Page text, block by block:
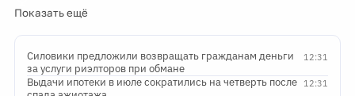
Показать ещё
12:31
Силовики предложили возвращать гражданам деньги
за услуги риэлторов при обмане
12:31
Выдачи ипотеки в июле сократились на четверть после